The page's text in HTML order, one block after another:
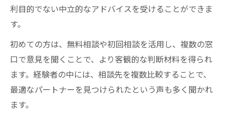
利目的でない中立的なアドバイスを受けることができま
す。
初めての方は、無料相談や初回相談を活用し、複数の窓
口で意見を聞くことで、より客観的な判断材料を得られ
ます。経験者の中には、相談先を複数比較することで、
最適なパートナーを見つけられたという声も多く聞かれ
ます。